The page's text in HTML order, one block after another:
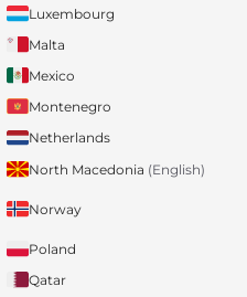
Luxembourg
Malta
Mexico
Montenegro
Netherlands
North Macedonia (English)
Norway
Poland
Qatar